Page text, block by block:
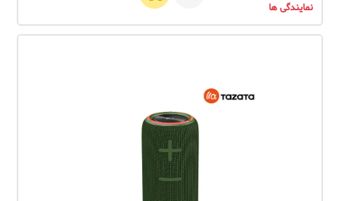
نمایندگی ها